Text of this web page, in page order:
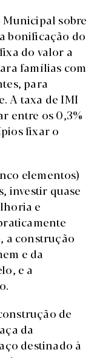
Municipal sobre
bonificação do
do valor a
famílias com
para
A taxa de IMI
entre os 0,3%
fixar o
elementos)
investir quase
e
a construção
e da
e a
de
da
destinado à